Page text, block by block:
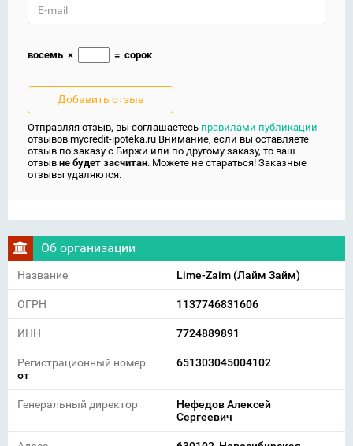
восемь × = сорок
Отправляя отзыв, вы соглашаетесь правилами публикации
отзывов mycredit-ipoteka.ru Внимание, если вы оставляете
отзыв по заказу с Биржи или по другому заказу, то ваш
отзыв не будет засчитан. Можете не стараться! Заказные
отзывы удаляются.
Об организации
Название Lime-Zaim (Лайм Займ)
ОГРН 1137746831606
ИНН 7724889891
Регистрационный номер
651303045004102
от
Генеральный директор
Нефедов Алексей
Сергеевич